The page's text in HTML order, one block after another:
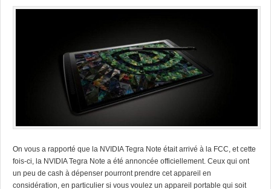
On vous a rapporté que la NVIDIA Tegra Note était arrivé à la FCC, et cette
fois-ci, la NVIDIA Tegra Note a été annoncée officiellement. Ceux qui ont
un peu de cash à dépenser pourront prendre cet appareil en
considération, en particulier si vous voulez un appareil portable qui soit